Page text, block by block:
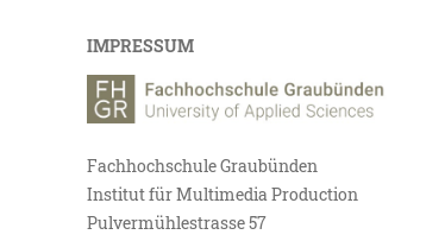
IMPRESSUM
Fachhochschule Graubünden
Institut für Multimedia Production
Pulvermühlestrasse 57